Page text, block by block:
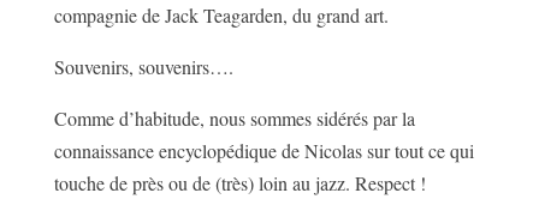
compagnie de Jack Teagarden, du grand art.
Souvenirs, souvenirs….
Comme d’habitude, nous sommes sidérés par la
connaissance encyclopédique de Nicolas sur tout ce qui
touche de près ou de (très) loin au jazz. Respect !